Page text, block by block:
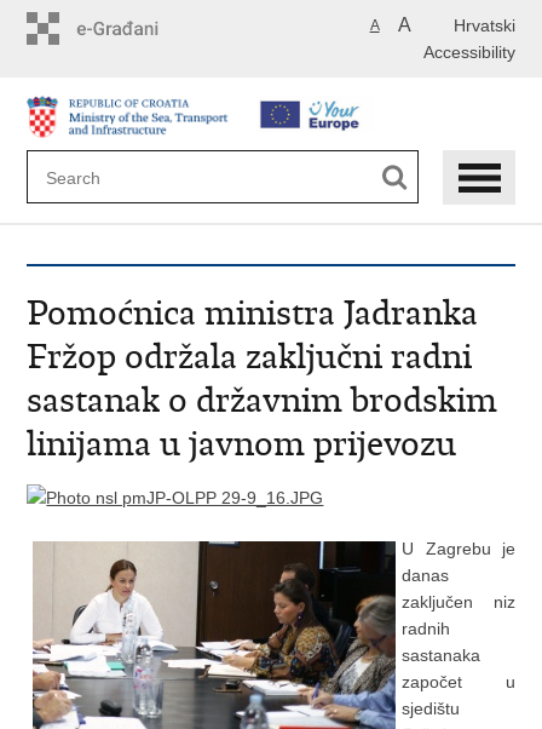
Hrvatski
A A
Accessibility
Pomoćnica ministra Jadranka
Fržop održala zaključni radni
sastanak o državnim brodskim
linijama u javnom prijevozu
U Zagrebu je
danas
zaključen niz
radnih
sastanaka
započet u
sjedištu